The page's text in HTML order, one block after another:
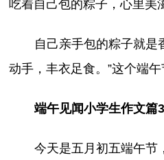
吃着自己包的粽子，心里美
自己亲手包的粽子就是
动手，丰衣足食。”这个端
端午见闻小学生作文篇3
今天是五月初五端午节